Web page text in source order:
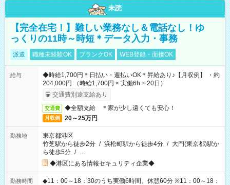
未読
【完全在宅！】難しい業務なし＆電話なし！ゆ
っくりの11時～時短＊データ入力・事務
派遣 職種未経験OK ブランクOK WEB登録・面接OK
給与
◆時給1,700円＊日払い・週払いOK＊昇給あり♪【月収例】 ・約
204,000円 （時給1,700円 × 実働6h × 20日）
交通費別途支給あり
交通費 ◆全額支給 ＊家が少し遠くても安心！
月収例 20～25万円
勤務地
東京都港区
竹芝駅から徒歩2分 / 浜松町駅から徒歩4分 / 大門(東京都)駅か
ら徒歩5分 / …
◆港区にある情報セキュリティ企業◆
勤務時間
◆11：00～18：30のうち実働6時間、休憩60分 ※11：00～18：